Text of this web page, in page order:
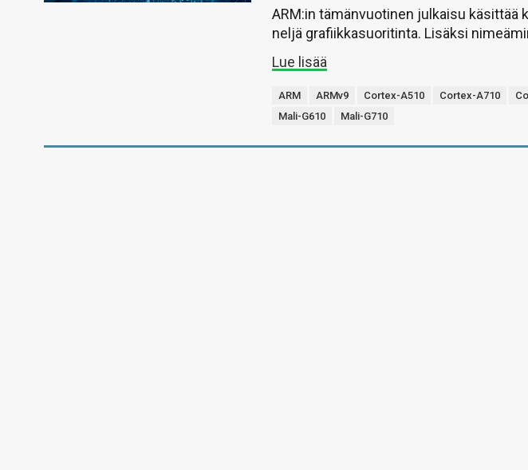
ARM:in tämänvuotinen julkaisu käsittää
neljä grafiikkasuoritinta. Lisäksi
Lue lisää
ARM ARMv9 Cortex-A510 Cortex-A710
Mali-G610
Mali-G710